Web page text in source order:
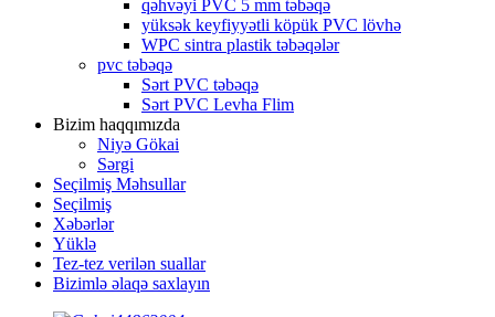
qəhvəyi PVC 5 mm təbəqə
yüksək keyfiyyətli köpük PVC lövhə
WPC sintra plastik təbəqələr
pvc təbəqə
Sərt PVC təbəqə
Sərt PVC Levha Flim
Bizim haqqımızda
Niyə Gökai
Sərgi
Seçilmiş Məhsullar
Seçilmiş
Xəbərlər
Yüklə
Tez-tez verilən suallar
Bizimlə əlaqə saxlayın